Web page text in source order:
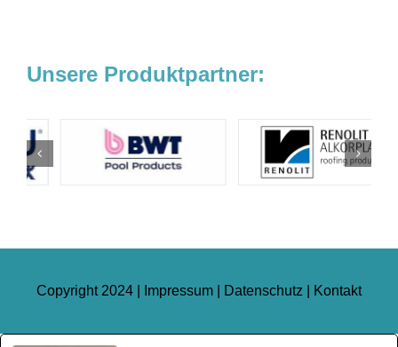
Unsere Produktpartner:
Copyright 2024 | Impressum Datenschutz Kontakt